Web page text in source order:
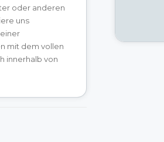
oder anderen
uns
mit dem vollen
innerhalb von